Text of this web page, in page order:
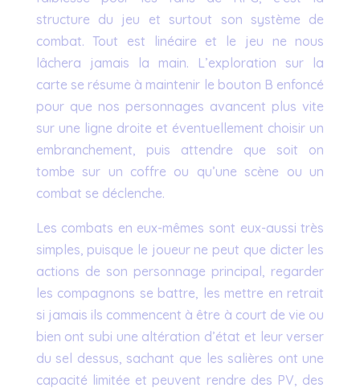
structure du jeu et surtout son système de
combat. Tout est linéaire et le jeu ne nous
lâchera jamais la main. L’exploration sur la
carte se résume à maintenir le bouton B enfoncé
pour que nos personnages avancent plus vite
sur une ligne droite et éventuellement choisir un
embranchement, puis attendre que soit on
tombe sur un coffre ou qu’une scène ou un
combat se déclenche.
Les combats en eux-mêmes sont eux-aussi très
simples, puisque le joueur ne peut que dicter les
actions de son personnage principal, regarder
les compagnons se battre, les mettre en retrait
si jamais ils commencent à être à court de vie ou
bien ont subi une altération d’état et leur verser
du sel dessus, sachant que les salières ont une
capacité limitée et peuvent rendre des PV, des